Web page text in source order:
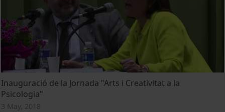
Inauguració de la Jornada "Arts i Creativitat a la
Psicologia"
3 May, 2018